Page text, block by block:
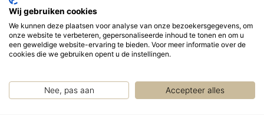
Wij gebruiken cookies
We kunnen deze plaatsen voor analyse van onze bezoekersgegevens, om
onze website te verbeteren, gepersonaliseerde inhoud te tonen en om u
een geweldige website-ervaring te bieden. Voor meer informatie over de
cookies die we gebruiken opent u de instellingen.
Nee, pas aan Accepteer alles
Geanodiseerde aluminium facet reflector inclusief
POP Light B.V.